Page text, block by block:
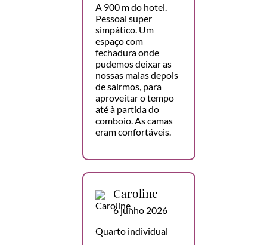
A 900 m do hotel.
Pessoal super
simpático. Um
espaço com
fechadura onde
pudemos deixar as
nossas malas depois
de sairmos, para
aproveitar o tempo
até à partida do
comboio. As camas
eram confortáveis.
Caroline
6 junho 2026
Quarto individual